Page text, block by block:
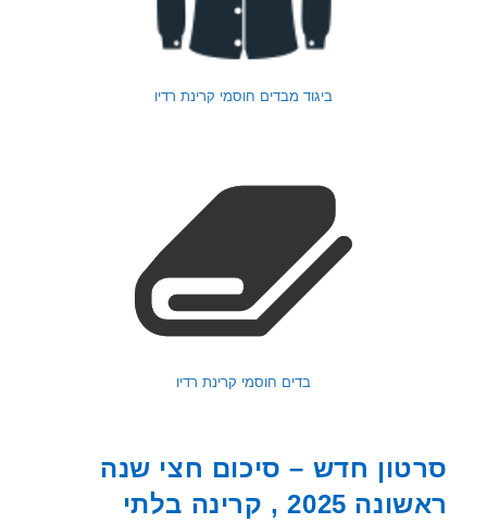
ביגוד מבדים חוסמי קרינת רדיו
בדים חוסמי קרינת רדיו
חדש – סיכום חצי שנה
ראשונה 2025 , קרינה בלתי